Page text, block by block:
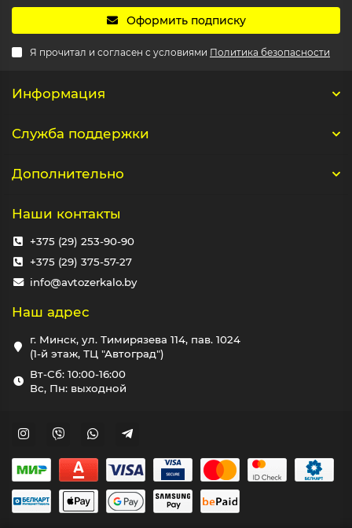
Оформить подписку
Я прочитал и согласен с условиями Политика безопасности
Информация
Служба поддержки
Дополнительно
Наши контакты
+375 (29) 253-90-90
+375 (29) 375-57-27
info@avtozerkalo.by
Наш адрес
г. Минск, ул. Тимирязева 114, пав. 1024
(1-й этаж, ТЦ "Автоград")
Вт-Сб: 10:00-16:00
Вс, Пн: выходной